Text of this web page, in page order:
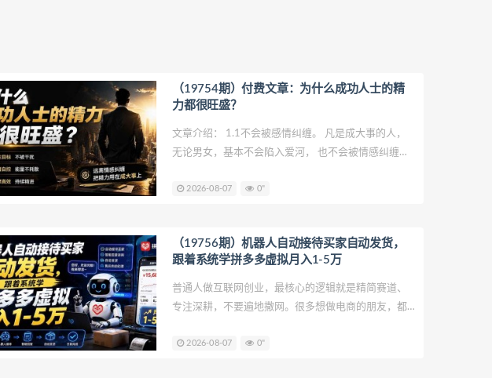
（19754期）付费文章：为什么成功人士的精
力都很旺盛？
文章介绍： 1.1不会被感情纠缠。 凡是成大事的人，
无论男女，基本不会陷入爱河， 也不会被情感纠缠。
己纠缠、开始干扰自己的事业了，他们就会果断 放
2026-08-07 0"
（19756期）机器人自动接待买家自动发货，
跟着系统学拼多多虚拟月入1-5万
普通人做互联网创业，最核心的逻辑就是精简赛道、
专注深耕，不要遍地撒网。很多想做电商的朋友，都
问题，加上全职上班、时间有限，一个人根本没办法
2026-08-07 0"